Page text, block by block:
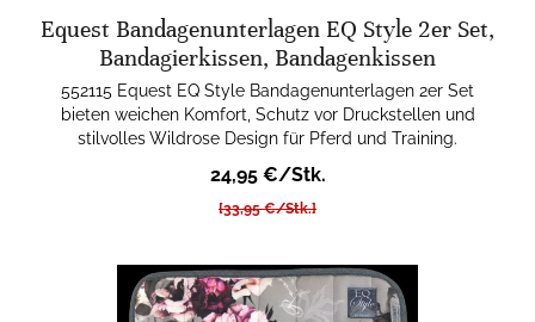
Equest Bandagenunterlagen EQ Style 2er Set,
Bandagierkissen, Bandagenkissen
552115 Equest EQ Style Bandagenunterlagen 2er Set
bieten weichen Komfort, Schutz vor Druckstellen und
stilvolles Wildrose Design für Pferd und Training.
24,95 €/Stk.
[33,95 €/Stk.]